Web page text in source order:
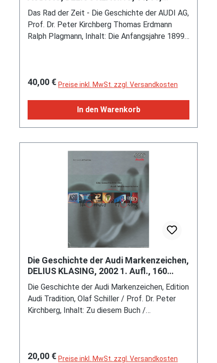
Auflage für Arbeitsjubiläum
Das Rad der Zeit - Die Geschichte der AUDI AG,
Prof. Dr. Peter Kirchberg Thomas Erdmann
Ralph Plagmann, Inhalt: Die Anfangsjahre 1899-
zum Wirtschaftswunder 1945-1964 / NSU / Die
dem Weg zum attraktivsten Europäer auf dem
Weltmarkt 1985-2000, DELIUS KLASING
Verlag, Ausgabe 08/2000 3. Auflage, 312
Seiten, Limitierte Auflage für Arbeitsjubiläum,
ISBN 3-7688-1011-9 (Limited Edition, minimale
Gebrauchsspuren) (EAN 9783768810119)
Regulärer Preis:
40,00 € Preise inkl. MwSt. zzgl. Versandkosten
In den Warenkorb
Die Geschichte der Audi Markenzeichen,
DELIUS KLASING, 2002 1. Aufl., 160
Seiten, ISBN 3-7688-1415-7
Die Geschichte der Audi Markenzeichen, Edition
Audi Tradition, Olaf Schiller / Prof. Dr. Peter
Kirchberg, Inhalt: Zu diesem Buch /
Kühlerfigur / Die Marke Horch / Die Marke Audi
Regulärer Preis:
20,00 € Preise inkl. MwSt. zzgl. Versandkosten